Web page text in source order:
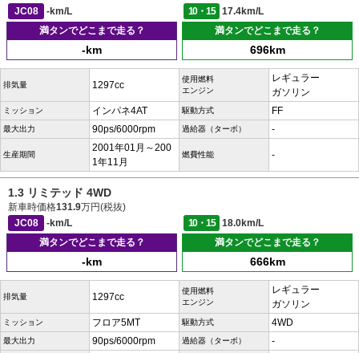
JC08
-km/L 10・15
17.4km/L
満タンでどこまで走る？
-km
満タンでどこまで走る？
696km
排気量 1297cc
使用燃料
エンジン
レギュラー
ガソリン
ミッション インパネ4AT 駆動方式 FF
最大出力 90ps/6000rpm 過給器（ターボ） -
生産期間
2001年01月～200
1年11月
燃費性能 -
1.3 リミテッド 4WD
新車時価格131.9万円(税抜)
JC08
-km/L 10・15
18.0km/L
満タンでどこまで走る？
-km
満タンでどこまで走る？
666km
排気量 1297cc
使用燃料
エンジン
レギュラー
ガソリン
ミッション フロア5MT 駆動方式 4WD
最大出力 90ps/6000rpm 過給器（ターボ） -